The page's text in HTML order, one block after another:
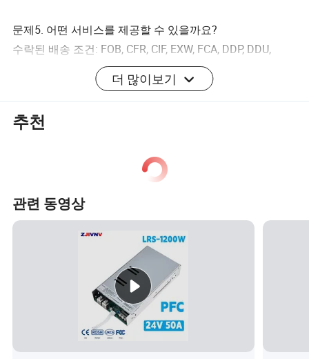
문제5. 어떤 서비스를 제공할 수 있을까요?
수락된 배송 조건: FOB, CFR, CIF, EXW, FCA, DDP, DDU,
Express Delivery, DAF;
승인된 지불 통화: USD, EUR, JPY, CAD, AUD, HKD, GBP,
허용 지불 유형: T/T, L/C, D/P D/A, MoneyGram, 신용 카드,
더 많이보기
추천
관련 동영상